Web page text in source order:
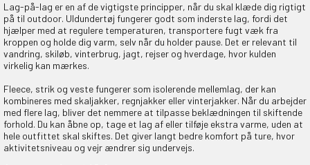
Lag-på-lag er en af de vigtigste principper, når du skal klæde dig rigtigt
på til outdoor. Uldundertøj fungerer godt som inderste lag, fordi det
hjælper med at regulere temperaturen, transportere fugt væk fra
kroppen og holde dig varm, selv når du holder pause. Det er relevant til
vandring, skiløb, vinterbrug, jagt, rejser og hverdage, hvor kulden
virkelig kan mærkes.
Fleece, strik og veste fungerer som isolerende mellemlag, der kan
kombineres med skaljakker, regnjakker eller vinterjakker. Når du arbejder
med flere lag, bliver det nemmere at tilpasse beklædningen til skiftende
forhold. Du kan åbne op, tage et lag af eller tilføje ekstra varme, uden at
hele outfittet skal skiftes. Det giver langt bedre komfort på ture, hvor
aktivitetsniveau og vejr ændrer sig undervejs.
VIND!
DELTAG!
NEJ TAK!